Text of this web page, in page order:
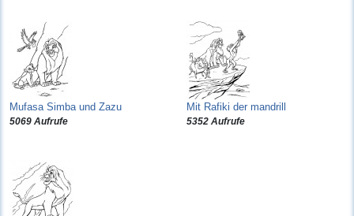
Mufasa Simba und Zazu
5069 Aufrufe
Mit Rafiki der mandrill
5352 Aufrufe